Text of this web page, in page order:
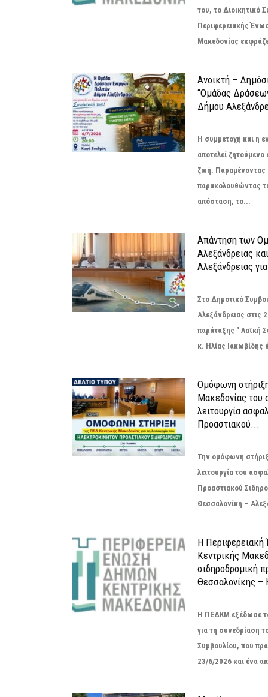
του, το Διοικητικό
Περιφερειακής
Μακεδονίας
Ανοικτή –
“Ομάδας
Δήμου
Η συμμετοχή και η
αποτελεί
ζωή. Παραμένοντας
παρακολουθώντας
απόσταση, το...
Απάντηση των
Αλεξάνδρειας
Αλεξάνδρειας
Στο Δημοτικό
Αλεξάνδρειας στις
παράταξης " Λαϊκή
κ. Ηλίας Ιακωβίδης
Ομόφωνη
Μακεδονίας του
λειτουργία
Προαστιακού...
Την ομόφωνη
λειτουργία του
Προαστιακού
Θεσσαλονίκη –
Η
Κεντρικής
σιδηροδρομική
Θεσσαλονίκης –
Η ΠΕΔΚΜ εξέδωσε
για τη συνεδρίαση
Συμβουλίου, που
23/6/2026 και ένα